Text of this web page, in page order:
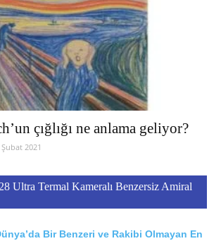
çığlığı ne anlama geliyor?
2021
Ultra Termal Kameralı Benzersiz Amiral
Bir Benzeri ve Rakibi Olmayan En